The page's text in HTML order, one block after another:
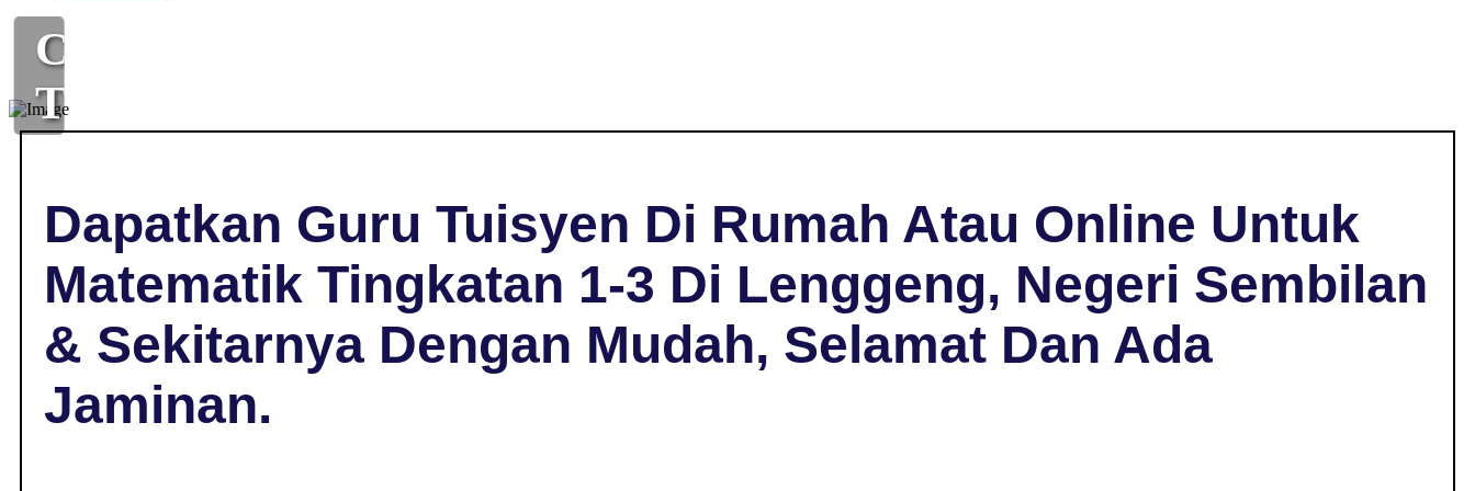
CIKGU
TUISYEN
DI
LENGGENG,
NEGERI
SEMBILAN
|
Dapatkan Guru Tuisyen Di Rumah Atau Online Untuk
Matematik Tingkatan 1-3 Di Lenggeng, Negeri Sembilan
& Sekitarnya Dengan Mudah, Selamat Dan Ada
Jaminan.